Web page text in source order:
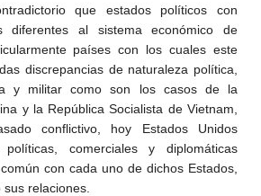
que estados políticos con
diferentes al sistema económico de
países con los cuales este
discrepancias de naturaleza política,
y militar como son los casos de la
y la República Socialista de Vietnam,
conflictivo, hoy Estados Unidos
políticas, comerciales y diplomáticas
con cada uno de dichos Estados,
relaciones.